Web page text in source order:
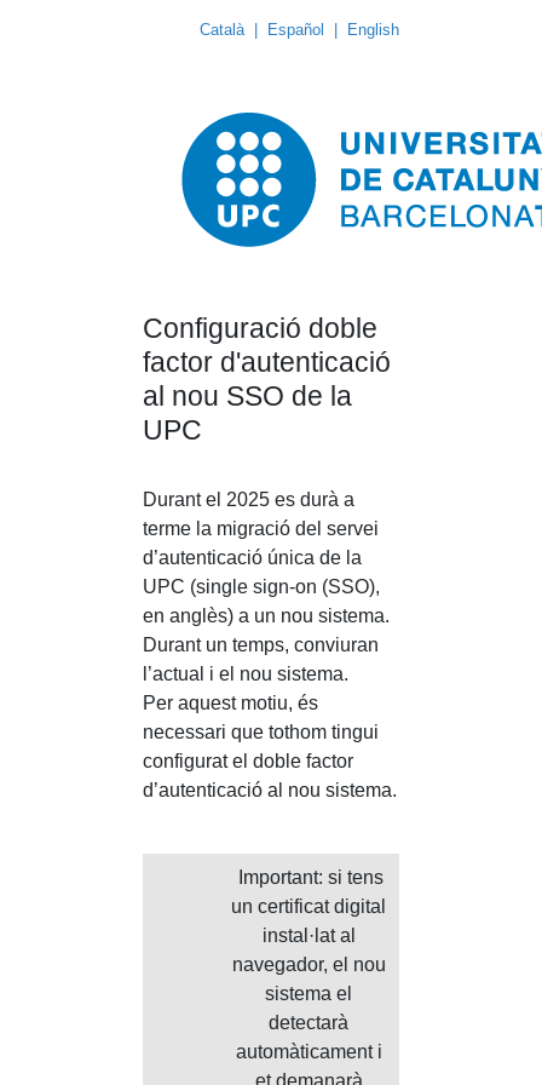
Català Español English
Configuració doble
factor d'autenticació
al nou SSO de la
UPC
Durant el 2025 es durà a
terme la migració del servei
d’autenticació única de la
UPC (single sign-on (SSO),
en anglès) a un nou sistema.
Durant un temps, conviuran
l’actual i el nou sistema.
Per aquest motiu, és
necessari que tothom tingui
configurat el doble factor
d’autenticació al nou sistema.
Important: si tens
un certificat digital
instal·lat al
navegador, el nou
sistema el
detectarà
automàticament i
et demanarà